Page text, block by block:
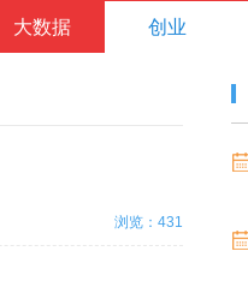
大数据 创业
浏览：431